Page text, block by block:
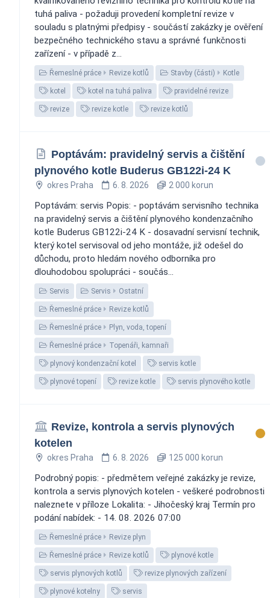
tuhá paliva - požaduji provedení kompletní revize v
souladu s platnými předpisy - součástí zakázky je ověření
bezpečného technického stavu a správné funkčnosti
zařízení - v případě z...
Řemeslné práce Revize kotlů Stavby (části) Kotle
kotel kotel na tuhá paliva pravidelné revize
revize revize kotle revize kotlů
Poptávám: pravidelný servis a čištění
plynového kotle Buderus GB122i-24 K
okres Praha 6. 8. 2026 2 000 korun
Poptávám: servis Popis: - poptávám servisního technika
na pravidelný servis a čištění plynového kondenzačního
kotle Buderus GB122i-24 K - dosavadní servisní technik,
který kotel servisoval od jeho montáže, již odešel do
důchodu, proto hledám nového odborníka pro
dlouhodobou spolupráci - součás...
Servis Servis Ostatní
Řemeslné práce Revize kotlů
Řemeslné práce Plyn, voda, topení
Řemeslné práce Topenáři, kamnaři
plynový kondenzační kotel servis kotle
plynové topení revize kotle servis plynového kotle
Revize, kontrola a servis plynových
kotelen
okres Praha 6. 8. 2026 125 000 korun
Podrobný popis: - předmětem veřejné zakázky je revize,
kontrola a servis plynových kotelen - veškeré podrobnosti
naleznete v příloze Lokalita: - Jihočeský kraj Termín pro
podání nabídek: - 14. 08. 2026 07:00
Řemeslné práce Revize plyn
Řemeslné práce Revize kotlů plynové kotle
servis plynových kotlů revize plynových zařízení
plynové kotelny servis